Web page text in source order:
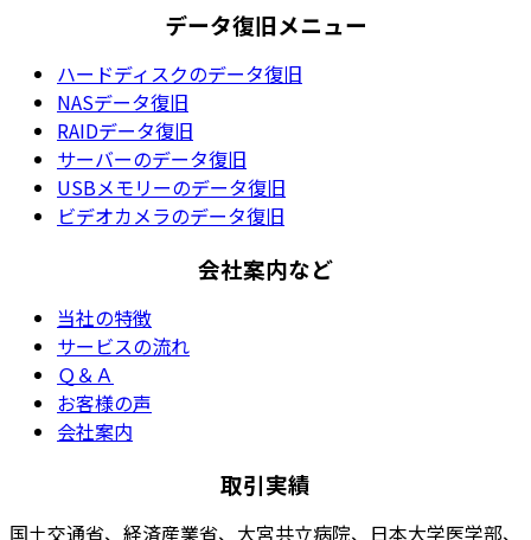
データ復旧メニュー
ハードディスクのデータ復旧
NASデータ復旧
RAIDデータ復旧
サーバーのデータ復旧
USBメモリーのデータ復旧
ビデオカメラのデータ復旧
会社案内など
当社の特徴
サービスの流れ
Ｑ＆Ａ
お客様の声
会社案内
取引実績
国土交通省、経済産業省、大宮共立病院、日本大学医学部、